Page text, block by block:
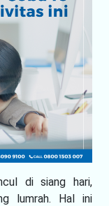
di siang hari,
lumrah. Hal ini